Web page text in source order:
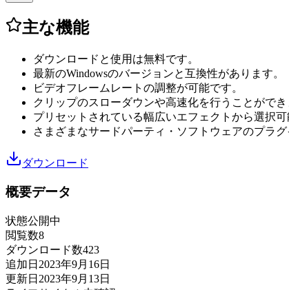
主な機能
ダウンロードと使用は無料です。
最新のWindowsのバージョンと互換性があります。
ビデオフレームレートの調整が可能です。
クリップのスローダウンや高速化を行うことができ
プリセットされている幅広いエフェクトから選択可
さまざまなサードパーティ・ソフトウェアのプラ
ダウンロード
概要データ
状態公開中
閲覧数8
ダウンロード数423
追加日 2023年9月16日
更新日 2023年9月13日